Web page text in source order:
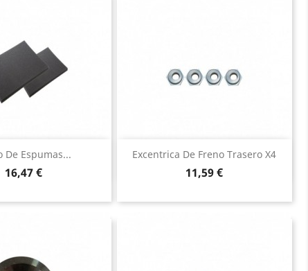
De Espumas...
Precio
16,47 €
Vista rápida Excentrica De Freno Trasero X4
Precio
11,59 €
 Vista rápida